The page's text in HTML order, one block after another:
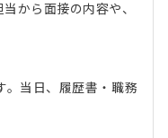
から面接の内容や、
。当日、履歴書・職務